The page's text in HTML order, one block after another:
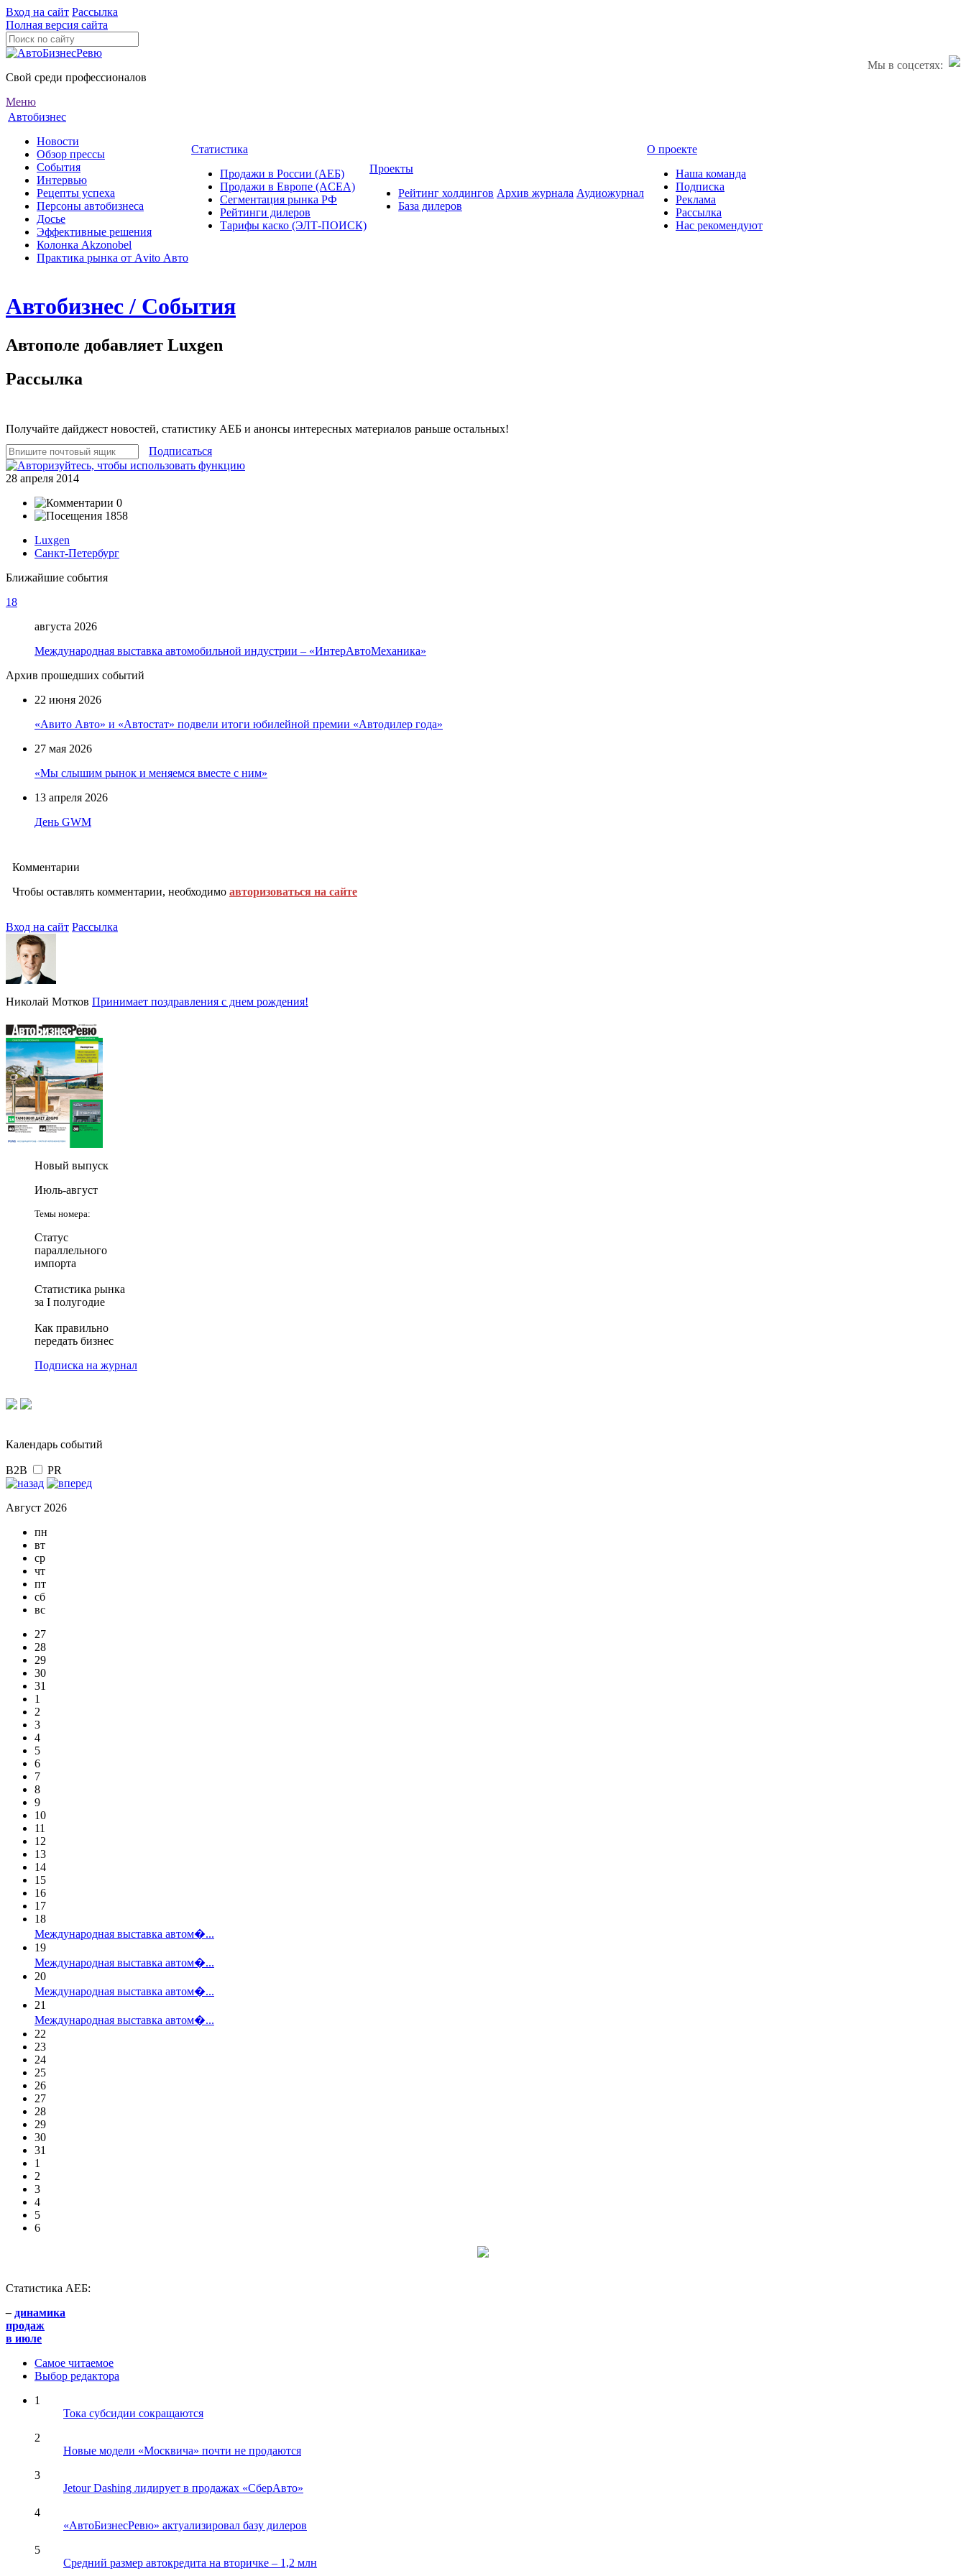
Вход на сайт Рассылка
Полная версия сайта
Мы в соцсетях:
Свой среди профессионалов
Меню
Автобизнес
Новости
Обзор прессы
События
Интервью
Рецепты успеха
Персоны автобизнеса
Досье
Эффективные решения
Колонка Akzonobel
Практика рынка от Аvito Авто
Статистика
Продажи в России (АЕБ)
Продажи в Европе (ACEA)
Сегментация рынка РФ
Рейтинги дилеров
Тарифы каско (ЭЛТ-ПОИСК)
Проекты
Рейтинг холдингов
База дилеров
Архив журнала Аудиожурнал
О проекте
Наша команда
Подписка
Реклама
Рассылка
Нас рекомендуют
Автобизнес / События
Автополе добавляет Luxgen
Рассылка
Получайте дайджест новостей, статистику АЕБ и анонсы интересных материалов раньше остальных!
Подписаться
28 апреля 2014
0
1858
Luxgen
Санкт-Петербург
Ближайшие события
18
августа 2026
Международная выставка автомобильной индустрии – «ИнтерАвтоМеханика»
Архив прошедших событий
22 июня 2026
«Авито Авто» и «Автостат» подвели итоги юбилейной премии «Автодилер года»
27 мая 2026
«Мы слышим рынок и меняемся вместе с ним»
13 апреля 2026
День GWM
Комментарии
Чтобы оставлять комментарии, необходимо авторизоваться на сайте
Вход на сайт Рассылка
Николай Мотков Принимает поздравления с днем рождения!
Новый выпуск
Июль-август
Темы номера:
Статус
параллельного
импорта
Статистика рынка
за I полугодие
Как правильно
передать бизнес
Подписка на журнал
Календарь событий
B2B PR
Август 2026
пн
вт
ср
чт
пт
сб
вс
27
28
29
30
31
1
2
3
4
5
6
7
8
9
10
11
12
13
14
15
16
17
18
Международная выставка автом�...
19
Международная выставка автом�...
20
Международная выставка автом�...
21
Международная выставка автом�...
22
23
24
25
26
27
28
29
30
31
1
2
3
4
5
6
Статистика АЕБ:
– динамика
продаж
в июле
Самое читаемое
Выбор редактора
1
Тока субсидии сокращаются
2
Новые модели «Москвича» почти не продаются
3
Jetour Dashing лидирует в продажах «СберАвто»
4
«АвтоБизнесРевю» актуализировал базу дилеров
5
Средний размер автокредита на вторичке – 1,2 млн